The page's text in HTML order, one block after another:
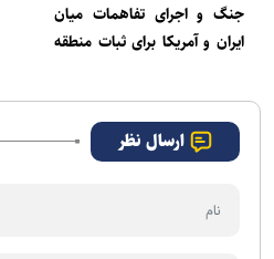
جنگ و اجرای تفاهمات میان
ایران و آمریکا برای ثبات منطقه
ارسال نظر